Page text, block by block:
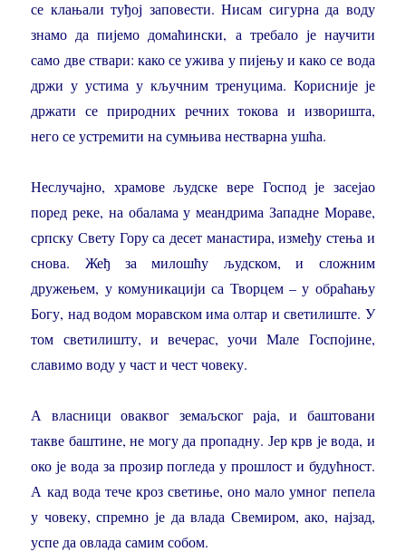
се клањали туђој заповести. Нисам сигурна да воду
знамо да пијемо домаћински, а требало је научити
само две ствари: како се ужива у пијењу и како се вода
држи у устима у кључним тренуцима. Корисније је
држати се природних речних токова и изворишта,
него се устремити на сумњива нестварна ушћа.
Неслучајно, храмове људске вере Господ је засејао
поред реке, на обалама у меандрима Западне Мораве,
српску Свету Гору са десет манастира, између стења и
снова. Жеђ за милошћу људском, и сложним
дружењем, у комуникацији са Творцем – у обраћању
Богу, над водом моравском има олтар и светилиште. У
том светилишту, и вечерас, уочи Мале Госпојине,
славимо воду у част и чест човеку.
А власници оваквог земаљског раја, и баштовани
такве баштине, не могу да пропадну. Јер крв је вода, и
око је вода за прозир погледа у прошлост и будућност.
А кад вода тече кроз светиње, оно мало умног пепела
у човеку, спремно је да влада Свемиром, ако, најзад,
успе да овлада самим собом.